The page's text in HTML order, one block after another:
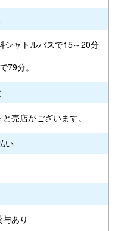
シャトルバスで15～20分
79分。
売店がございます。
い
あり